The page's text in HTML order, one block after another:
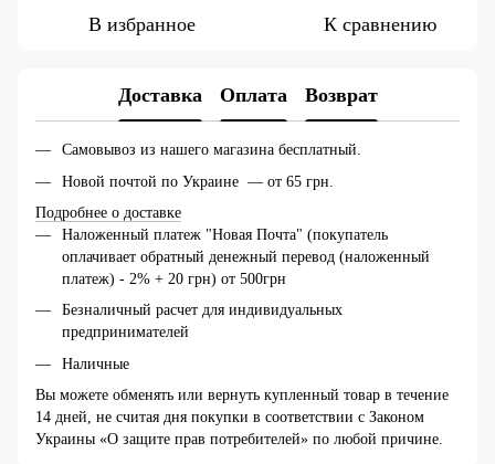
В избранное К сравнению
Доставка Оплата Возврат
Самовывоз из нашего магазина бесплатный.
Новой почтой по Украине — от 65 грн.
Подробнее о доставке
Наложенный платеж "Новая Почта" (покупатель
оплачивает обратный денежный перевод (наложенный
платеж) - 2% + 20 грн) от 500грн
Безналичный расчет для индивидуальных
предпринимателей
Наличные
Вы можете обменять или вернуть купленный товар в течение
14 дней, не считая дня покупки в соответствии с Законом
Украины «О защите прав потребителей» по любой причине.